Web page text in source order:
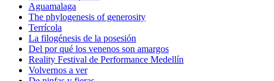
Aguamalaga
The phylogenesis of generosity
Terrícola
La filogénesis de la posesión
Del por qué los venenos son amargos
Reality Festival de Performance Medellín
Volvernos a ver